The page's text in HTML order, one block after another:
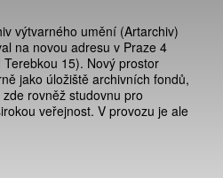
výtvarného umění (Artarchiv)
na novou adresu v Praze 4
Terebkou 15). Nový prostor
jako úložiště archivních fondů,
rovněž studovnu pro
veřejnost. V provozu je ale